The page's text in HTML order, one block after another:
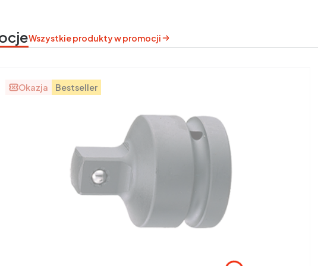
Wszystkie produkty w promocji
Okazja Bestseller